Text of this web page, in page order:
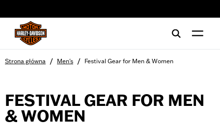
Strona główna / Men's / Festival Gear for Men & Women
FESTIVAL GEAR FOR MEN
& WOMEN